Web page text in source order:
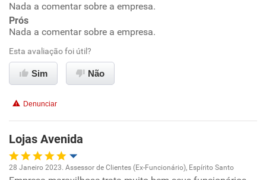
Oportunidade de promoção
Ambiente de trabalho
Conciliação com a vida familiar
Não recomenda a diretoria
Nada a comentar sobre a empresa.
Prós
Nada a comentar sobre a empresa.
Esta avaliação foi útil?
Sim Não
Denunciar
Lojas Avenida
28 Janeiro 2023. Assessor de Clientes (Ex-Funcionário), Espírito Santo